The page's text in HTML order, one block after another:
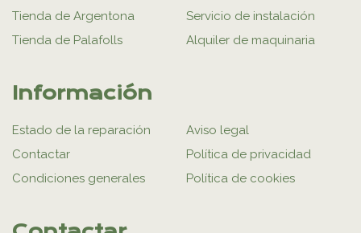
Tienda de Argentona
Tienda de Palafolls
Servicio de instalación
Alquiler de maquinaria
Información
Estado de la reparación
Contactar
Condiciones generales
Aviso legal
Política de privacidad
Política de cookies